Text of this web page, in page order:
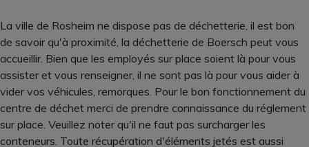
La ville de Rosheim ne dispose pas de déchetterie, il est bon
de savoir qu'à proximité, la déchetterie de Boersch peut vous
accueillir. Bien que les employés sur place soient là pour vous
assister et vous renseigner, il ne sont pas là pour vous aider à
vider vos véhicules, remorques. Pour le bon fonctionnement du
centre de déchet merci de prendre connaissance du réglement
sur place. Veuillez noter qu'il ne faut pas surcharger les
conteneurs. Toute récupération d'éléments jetés est aussi